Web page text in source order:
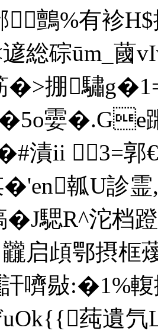
鸇%有袗H$
総碂ūm_
�>掤驌
孁�.Ge
漬ii 3=
瓡U診
�J騦R^沱档
启頉鄂摂框
嚌敡:�1 %
莼遺